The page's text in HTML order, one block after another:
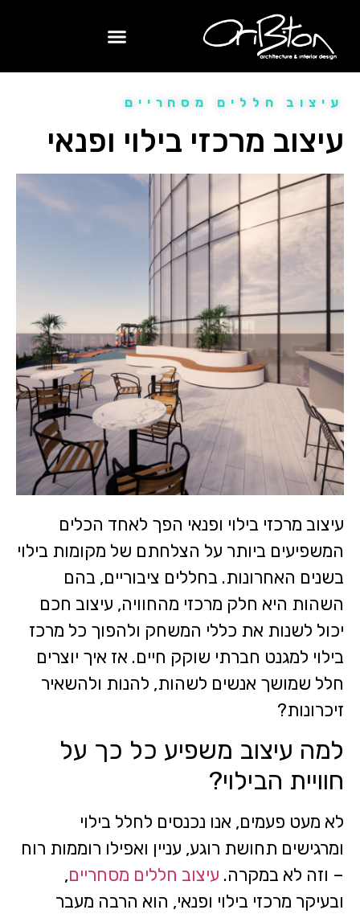
עיצוב חללים מסחריים
עיצוב מרכזי בילוי ופנאי
עיצוב מרכזי בילוי ופנאי הפך לאחד הכלים
המשפיעים ביותר על הצלחתם של מקומות בילוי
בשנים האחרונות. בחללים ציבוריים, בהם
השהות היא חלק מרכזי מהחוויה, עיצוב חכם
יכול לשנות את כללי המשחק ולהפוך כל מרכז
בילוי למגנט חברתי שוקק חיים. אז איך יוצרים
חלל שמושך אנשים לשהות, להנות ולהשאיר
זיכרונות?
למה עיצוב משפיע כל כך על
חוויית הבילוי?
לא מעט פעמים, אנו נכנסים לחלל בילוי
ומרגישים תחושת רוגע, עניין ואפילו רוממות רוח
– וזה לא במקרה. עיצוב חללים מסחריים,
ובעיקר מרכזי בילוי ופנאי, הוא הרבה מעבר